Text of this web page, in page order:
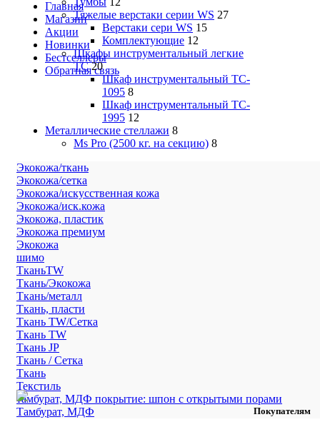
Главная
Магазин
Акции
Новинки
Бестселлеры
Обратная связь
Тяжелые верстаки серии WS 27
Верстаки сери WS 15
Комплектующие 12
Шкафы инструментальный легкие
ТС 20
Шкаф инструментальный TC-
1095 8
Шкаф инструментальный TC-
1995 12
Металлические стеллажи 8
Ms Pro (2500 кг. на секцию) 8
Экокожа/ткань
Экокожа/сетка
Экокожа/искусственная кожа
Экокожа/иск.кожа
Экокожа, пластик
Экокожа премиум
Экокожа
шимо
ТканьTW
Ткань/Экокожа
Ткань/металл
Ткань, пласти
Ткань TW/Сетка
Ткань TW
Ткань JP
Ткань / Сетка
Ткань
Текстиль
тамбурат, МДФ покрытие: шпон с открытыми порами
Тамбурат, МДФ
Покупателям